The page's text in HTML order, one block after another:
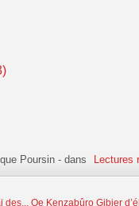
Poursin -dans Lectures
des... Oe Kenzabûro Gibier